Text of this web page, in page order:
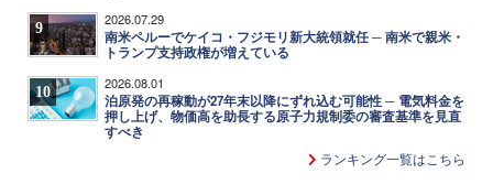
9 2026.07.29
南米ペルーでケイコ・フジモリ新大統領就任 ─ 南米で親米・
トランプ支持政権が増えている
10 2026.08.01
泊原発の再稼動が27年末以降にずれ込む可能性 ─ 電気料金を
押し上げ、物価高を助長する原子力規制委の審査基準を見直
すべき
ランキング一覧はこちら